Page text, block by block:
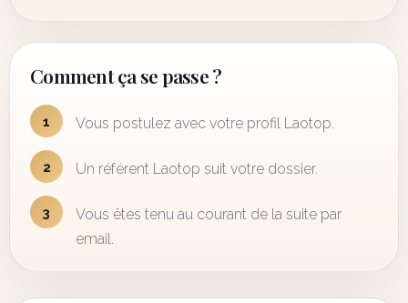
Comment ça se passe ?
1 Vous postulez avec votre profil Laotop.
2 Un référent Laotop suit votre dossier.
3
Vous êtes tenu au courant de la suite par
email.